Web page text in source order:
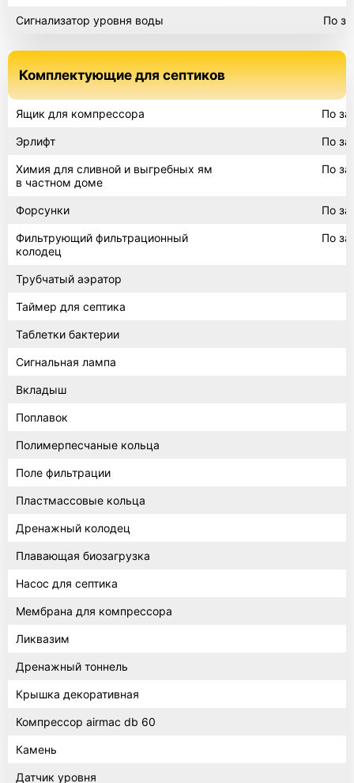
Сигнализатор уровня воды По
Комплектующие для септиков
Ящик для компрессора По
Эрлифт По
Химия для сливной и выгребных ям
в частном доме
По
Форсунки По
Фильтрующий фильтрационный
колодец
По
Трубчатый аэратор
Таймер для септика
Таблетки бактерии
Сигнальная лампа
Вкладыш
Поплавок
Полимерпесчаные кольца
Поле фильтрации
Пластмассовые кольца
Дренажный колодец
Плавающая биозагрузка
Насос для септика
Мембрана для компрессора
Ликвазим
Дренажный тоннель
Крышка декоративная
Компрессор airmac db 60
Камень
Датчик уровня